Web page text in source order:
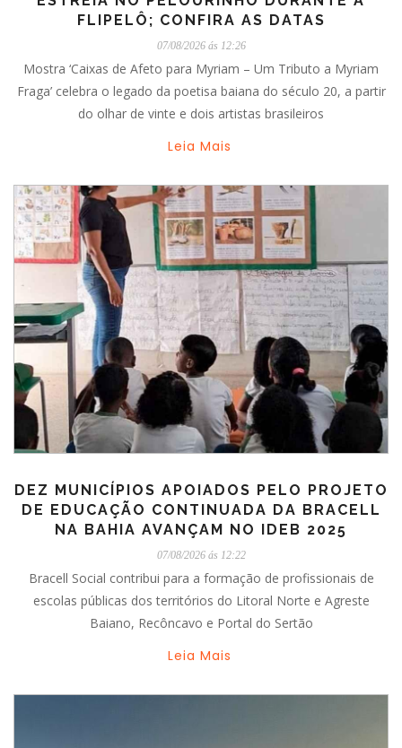
FLIPELÔ; CONFIRA AS DATAS
07/08/2026 ás 12:26
Mostra ‘Caixas de Afeto para Myriam – Um Tributo a Myriam
Fraga’ celebra o legado da poetisa baiana do século 20, a partir
do olhar de vinte e dois artistas brasileiros
Leia Mais
DEZ MUNICÍPIOS APOIADOS PELO PROJETO
DE EDUCAÇÃO CONTINUADA DA BRACELL
NA BAHIA AVANÇAM NO IDEB 2025
07/08/2026 ás 12:22
Bracell Social contribui para a formação de profissionais de
escolas públicas dos territórios do Litoral Norte e Agreste
Baiano, Recôncavo e Portal do Sertão
Leia Mais